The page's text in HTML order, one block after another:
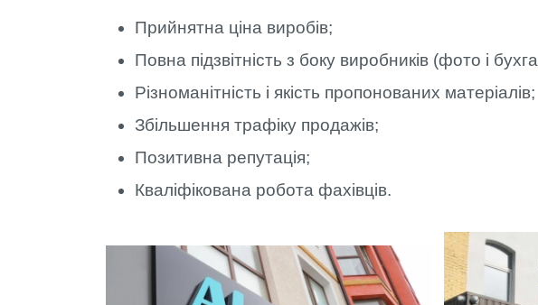
Прийнятна ціна виробів;
Повна підзвітність з боку виробників (фото і
Різноманітність і якість пропонованих матеріалів;
Збільшення трафіку продажів;
Позитивна репутація;
Кваліфікована робота фахівців.